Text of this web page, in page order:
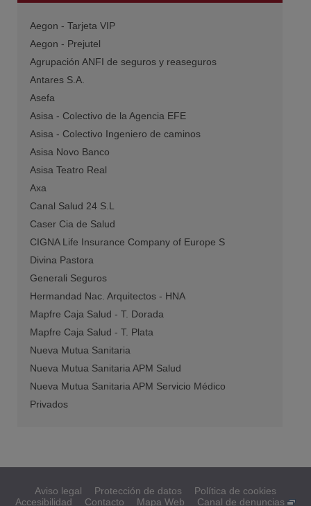
Aegon - Tarjeta VIP
Aegon - Prejutel
Agrupación ANFI de seguros y reaseguros
Antares S.A.
Asefa
Asisa - Colectivo de la Agencia EFE
Asisa - Colectivo Ingeniero de caminos
Asisa Novo Banco
Asisa Teatro Real
Axa
Canal Salud 24 S.L
Caser Cia de Salud
CIGNA Life Insurance Company of Europe S
Divina Pastora
Generali Seguros
Hermandad Nac. Arquitectos - HNA
Mapfre Caja Salud - T. Dorada
Mapfre Caja Salud - T. Plata
Nueva Mutua Sanitaria
Nueva Mutua Sanitaria APM Salud
Nueva Mutua Sanitaria APM Servicio Médico
Privados
Aviso legal Protección de datos
Política de cookies
Accesibilidad
Contacto Mapa Web Canal de denuncias